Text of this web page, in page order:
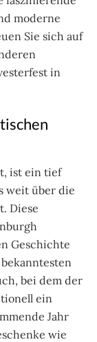
moderne
Sie sich auf
in
ist ein tief
weit über die
Diese
Geschichte
bei dem der
ein
Jahr
wie